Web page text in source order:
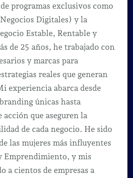
programas exclusivos como
Digitales) y la
Estable, Rentable y
de 25 años, he trabajado con
y marcas para
reales que generan
experiencia abarca desde
únicas hasta
que aseguren la
de cada negocio. He sido
las mujeres más influyentes
y mis
a cientos de empresas a